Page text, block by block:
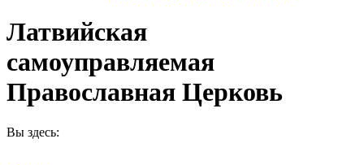
Латвийская
самоуправляемая
Православная Церковь
Вы здесь: